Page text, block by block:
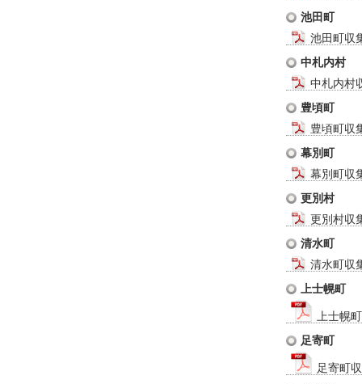
池田町
池田町収
中札内村
中札内村
豊頃町
豊頃町収
幕別町
幕別町収
更別村
更別村収
清水町
清水町収
上士幌町
上士幌
足寄町
足寄町